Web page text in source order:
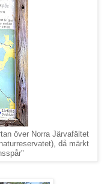
över Norra Järvafältet
då märkt